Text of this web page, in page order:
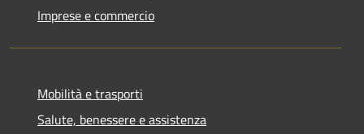
Imprese e commercio
Mobilità e trasporti
Salute, benessere e assistenza